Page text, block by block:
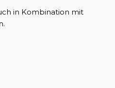
in Kombination mit